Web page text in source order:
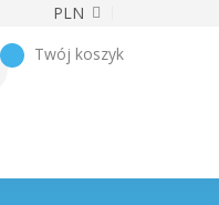
Waluta
PLN
Twój koszyk